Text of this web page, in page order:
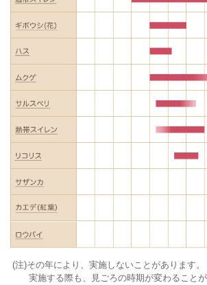
(注)その年により、実施しないことがあります。
実施する際も、見ごろの時期が変わること